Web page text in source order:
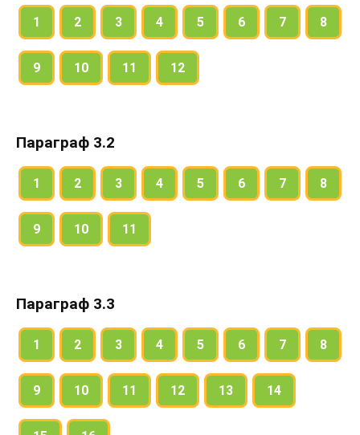
1 2 3 4 5 6 7 8
9 10 11 12
Параграф 3.2
1 2 3 4 5 6 7 8
9 10 11
Параграф 3.3
1 2 3 4 5 6 7 8
9 10 11 12 13 14